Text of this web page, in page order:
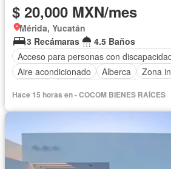
$ 20,000 MXN/mes
Mérida, Yucatán
3 Recámaras
4.5 Baños
Acceso para personas con
Aire acondicionado
Alberca Zona
Circuito cerrado de televisión
Cisterna
Estacionamiento
Internet Jardín
Sala polivalente
Permite mascotas
Permite niños
Hace 15 horas en - COCOM BIENES RAÍCES